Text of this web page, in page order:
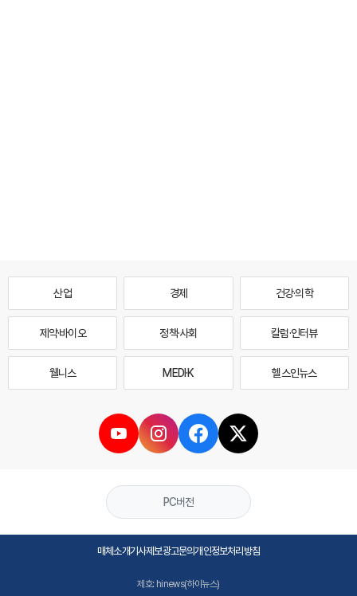
산업 경제 건강·의학
제약·바이오 정책·사회 칼럼·인터뷰
웰니스 MEDI·K 헬스인뉴스
PC버전
매체소개기사제보광고문의개인정보처리방침
제호: hinews(하이뉴스)